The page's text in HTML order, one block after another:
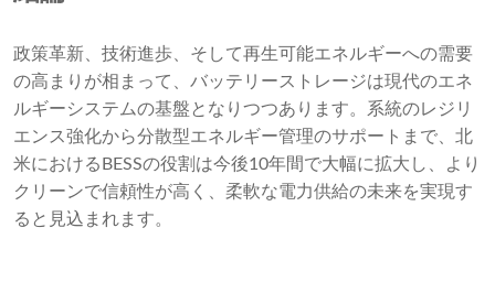
政策革新、技術進歩、そして再生可能エネルギーへの需要
の高まりが相まって、バッテリーストレージは現代のエネ
ルギーシステムの基盤となりつつあります。系統のレジリ
エンス強化から分散型エネルギー管理のサポートまで、北
米におけるBESSの役割は今後10年間で大幅に拡大し、より
クリーンで信頼性が高く、柔軟な電力供給の未来を実現す
ると見込まれます。